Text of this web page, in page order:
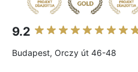
9.2
Budapest, Orczy út 46-48